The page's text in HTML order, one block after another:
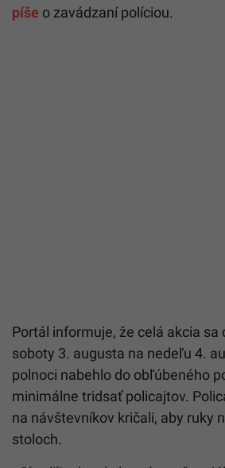
píše o zavádzaní políciou.
Portál informuje, že celá akcia sa
soboty 3. augusta na nedeľu 4.
polnoci nabehlo do obľúbeného
minimálne tridsať policajtov.
na návštevníkov kričali, aby ruky
stoloch.